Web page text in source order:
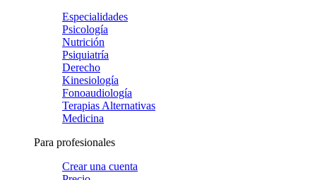
Especialidades
Psicología
Nutrición
Psiquiatría
Derecho
Kinesiología
Fonoaudiología
Terapias Alternativas
Medicina
Para profesionales
Crear una cuenta